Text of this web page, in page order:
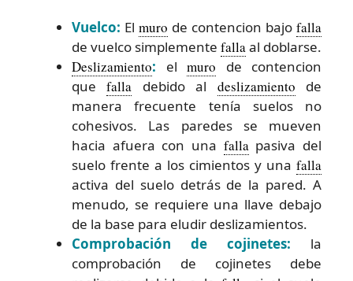
Vuelco: El muro de contencion bajo falla
de vuelco simplemente fallaal doblarse.
Deslizamiento: el muro de contencion
quefalla debido al deslizamiento de
manera frecuente tenía suelos no
cohesivos. Las paredes se mueven
hacia afuera con una fallapasiva del
suelo frente a los cimientos y una falla
activa del suelo detrás de la pared. A
menudo, se requiere una llave debajo
de la base para eludir deslizamientos.
Comprobación de cojinetes: la
comprobación de cojinetes debe